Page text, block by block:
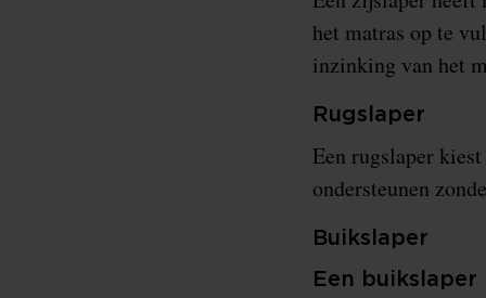
het matras op te
inzinking van het
Rugslaper
Een rugslaper
ondersteunen
Buikslaper
Een